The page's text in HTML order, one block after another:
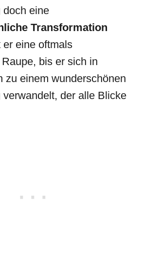
doch eine
Transformation
eine oftmals
bis er sich in
zu einem wunderschönen
verwandelt, der alle Blicke